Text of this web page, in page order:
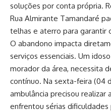
soluções por conta própria.
Rua Almirante Tamandaré
telhas e aterro para garantir
O abandono impacta
serviços essenciais. Um
morador da área, necessita
contínuo. Na sexta-feira (04
ambulância precisou realizar
enfrentou sérias dificuldades